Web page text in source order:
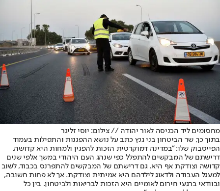
מחסומים ליד הכניסה לאור יהודה // צילום: יוסי זליגר
בתוך כך, שר הביטחון בני גנץ כתב על נושא ההפגנות והתפילות בעמוד
הפייסבוק שלו: "במדינה דמוקרטית הזכות להפגין ולמחות היא קדושה.
דרישתם של המבקשים להתפלל כפי שנהג העם היהודי במשך אלפי שנים
קדושה וצודקת אף היא. גם דרישתם של המבקשים להתפרנס בכבוד, לשוב
למעגל העבודה ולדאוג לילדהם היא אמיתית וצודקת. אך לא פחות חשובה,
ובוודאי ברגעי חירום לאומיים היא הזכות לבריאות ולביטחון. בין כל